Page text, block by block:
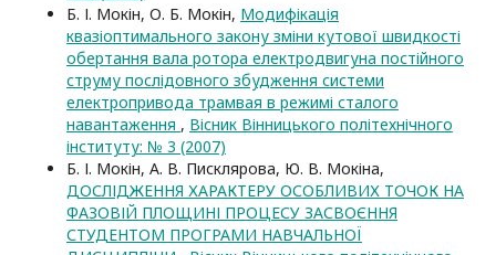
Б. І. Мокін, О. Б. Мокін, Модифікація
квазіоптимального закону зміни кутової швидкості
обертання вала ротора електродвигуна постійного
струму послідовного збудження системи
електропривода трамвая в режимі сталого
навантаження , Вісник Вінницького політехнічного
інституту: № 3 (2007)
Б. І. Мокін, А. В. Писклярова, Ю. В. Мокіна,
ДОСЛІДЖЕННЯ ХАРАКТЕРУ ОСОБЛИВИХ ТОЧОК НА
ФАЗОВІЙ ПЛОЩИНІ ПРОЦЕСУ ЗАСВОЄННЯ
СТУДЕНТОМ ПРОГРАМИ НАВЧАЛЬНОЇ